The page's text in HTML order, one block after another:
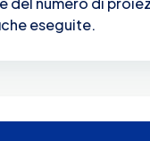
eseguite.